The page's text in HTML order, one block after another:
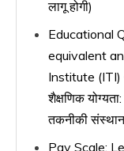
लागू होगी)
Educational
equivalent
Institute
शैक्षणिक
तकनीकी
Pay Scale: